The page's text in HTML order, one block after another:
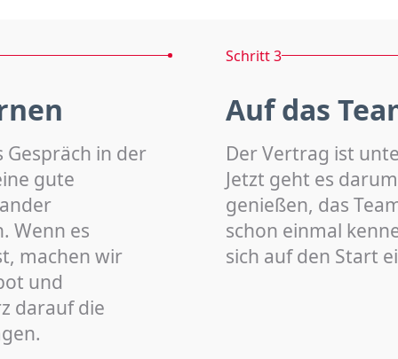
Gespräch in der
gute
Wenn es
machen wir
und
darauf die
Schritt 3
Auf das
Der Vertrag ist
Jetzt geht es
genießen, das
schon einmal
sich auf den Start